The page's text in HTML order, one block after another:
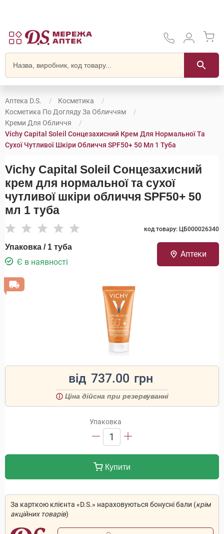
Аптека D.S.
Косметика
Косметика По Догляду За Обличчям
Креми Для Обличчя
Vichy Capital Soleil Сонцезахисний Крем Для Нормальної Та
Сухої Чутливої Шкіри Обличчя SPF50+ 50 Мл 1 Туба
Vichy Capital Soleil Сонцезахисний
крем для нормальної та сухої
чутливої шкіри обличчя SPF50+ 50
мл 1 туба
код товару: ЦБ000026340
Упаковка / 1 туба
Є в наявності
Аптеки
від 737.00 грн
Ціна дійсна при резервуванні
Упаковка
1
Купити
За карткою клієнта «D.S.» нараховуються бонусні бали (крім
акційних товарів)